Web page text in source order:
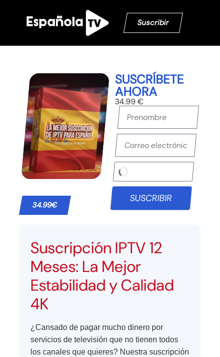
Suscribir
34.99€
SUSCRÍBETE
AHORA
34.99 €
SUSCRIBIR
Suscripción IPTV 12
Meses: La Mejor
Estabilidad y Calidad
4K
¿Cansado de pagar mucho dinero por
servicios de televisión que no tienen todos
los canales que quieres? Nuestra suscripción